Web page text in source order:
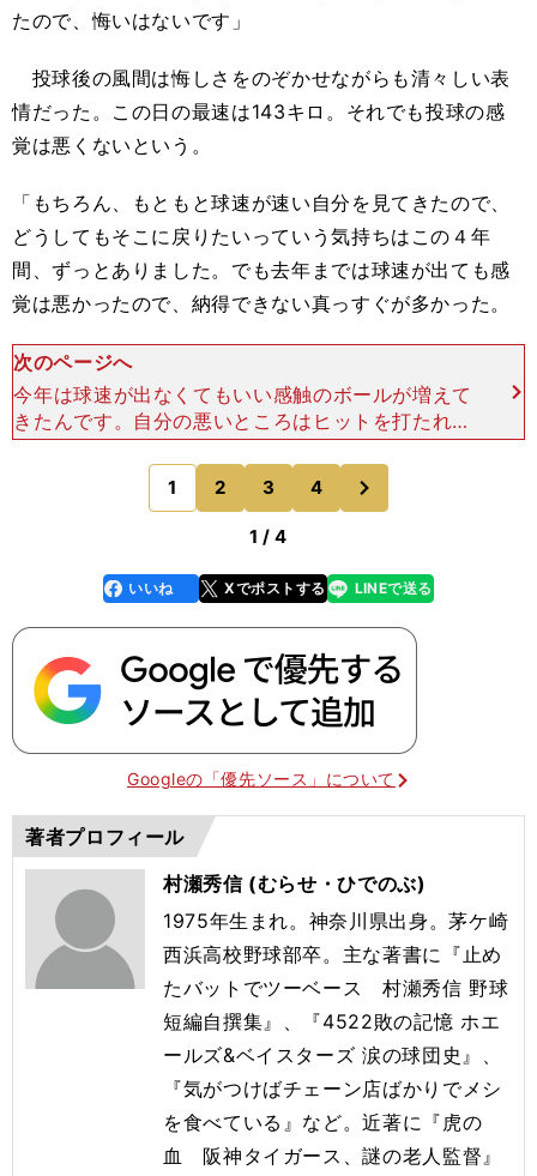
たので、悔いはないです」
投球後の風間は悔しさをのぞかせながらも清々しい表
情だった。この日の最速は143キロ。それでも投球の感
覚は悪くないという。
「もちろん、もともと球速が速い自分を見てきたので、
どうしてもそこに戻りたいっていう気持ちはこの４年
間、ずっとありました。でも去年までは球速が出ても感
覚は悪かったので、納得できない真っすぐが多かった。
次のページへ
今年は球速が出なくてもいい感触のボールが増えて
きたんです。自分の悪いところはヒットを打たれる
よりも自滅が多かった。でも見方を変えれば、打た
れにくいボールを投げられていた４年間だったとも
思います」【森
1 2 3 4
のページへ
1 / 4
faceboo
k
いいね Xでポストする
line LINEで送る
Googleの「優先ソース」について
著者プロフィール
村瀬秀信 (むらせ・ひでのぶ)
1975年生まれ。神奈川県出身。茅ケ崎
西浜高校野球部卒。主な著書に『止め
たバットでツーベース 村瀬秀信 野球
短編自撰集』、『4522敗の記憶 ホエ
ールズ&ベイスターズ 涙の球団史』、
『気がつけばチェーン店ばかりでメシ
を食べている』など。近著に『虎の
血 阪神タイガース、謎の老人監督』